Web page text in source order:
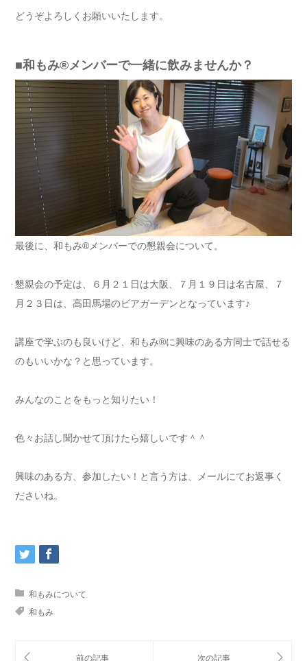
どうぞよろしくお願いいたします。
■和もみ®メンバーで一緒に飲みませんか？
最後に、和もみ®メンバーでの懇親会について。
懇親会の予定は、６月２１日は大阪、７月１９日は名古屋、７
月２３日は、高田馬場のビアガーデンとなっています♪
講座で学ぶのも良いけど、和もみ®に興味のある方同士で話せる
のもいいかな？と思っています。
みんなのことをもっと知りたい！
色々お話し聞かせて頂けたら嬉しいです＾＾
興味のある方、参加したい！と言う方は、メールにてお返事く
ださいね。
和もみについて
和もみ